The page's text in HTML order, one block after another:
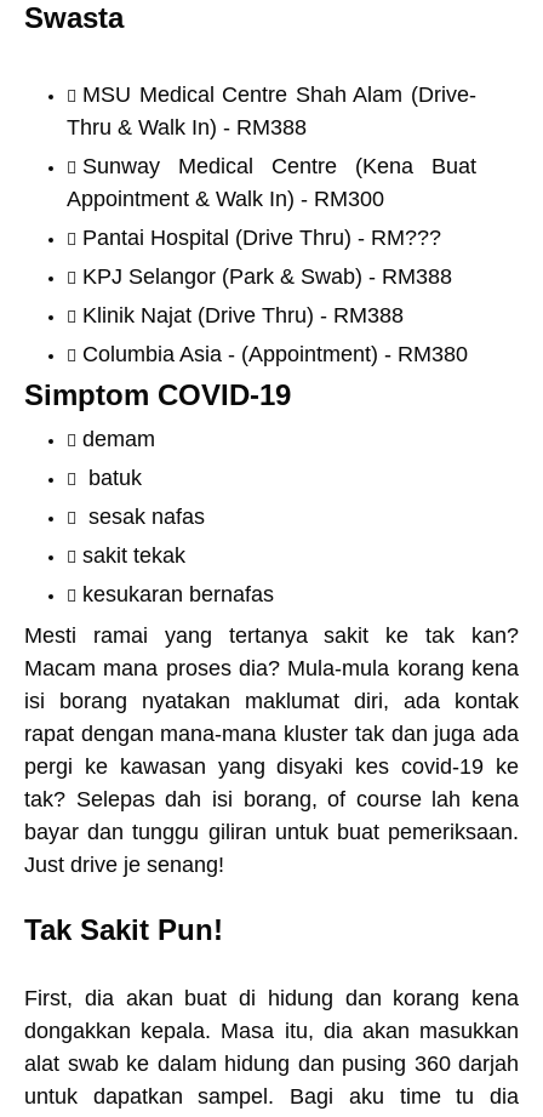
Swasta
MSU Medical Centre Shah Alam (Drive-
Thru & Walk In) - RM388
Sunway Medical Centre (Kena Buat
Appointment & Walk In) - RM300
Pantai Hospital (Drive Thru) - RM???
KPJ Selangor (Park & Swab) - RM388
Klinik Najat (Drive Thru) - RM388
Columbia Asia - (Appointment) - RM380
Simptom COVID-19
demam
batuk
sesak nafas
sakit tekak
kesukaran bernafas
Mesti ramai yang tertanya sakit ke tak kan?
Macam mana proses dia? Mula-mula korang kena
isi borang nyatakan maklumat diri, ada kontak
rapat dengan mana-mana kluster tak dan juga ada
pergi ke kawasan yang disyaki kes covid-19 ke
tak? Selepas dah isi borang, of course lah kena
bayar dan tunggu giliran untuk buat pemeriksaan.
Just drive je senang!
Tak Sakit Pun!
First, dia akan buat di hidung dan korang kena
dongakkan kepala. Masa itu, dia akan masukkan
alat swab ke dalam hidung dan pusing 360 darjah
untuk dapatkan sampel. Bagi aku time tu dia